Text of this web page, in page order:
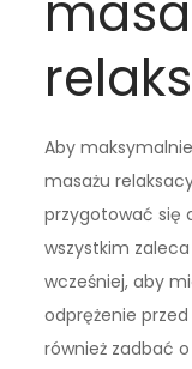
Aby
masażu
przygotować się
wszystkim
wcześniej, aby
odprężenie
również zadbać